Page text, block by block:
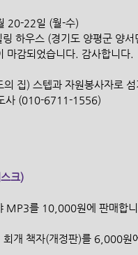
20-22일 (월-수)
링 하우스 (경기도 양평군 양서
마감되었습니다. 감사합니다.
집) 스텝과 자원봉사자로
전도사 (010-6711-1556)
크)
MP3를 10,000원에 판매합니
개 책자(개정판)를 6,000원